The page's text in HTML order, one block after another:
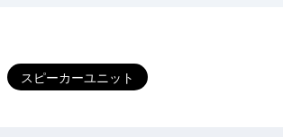
スピーカーユニット